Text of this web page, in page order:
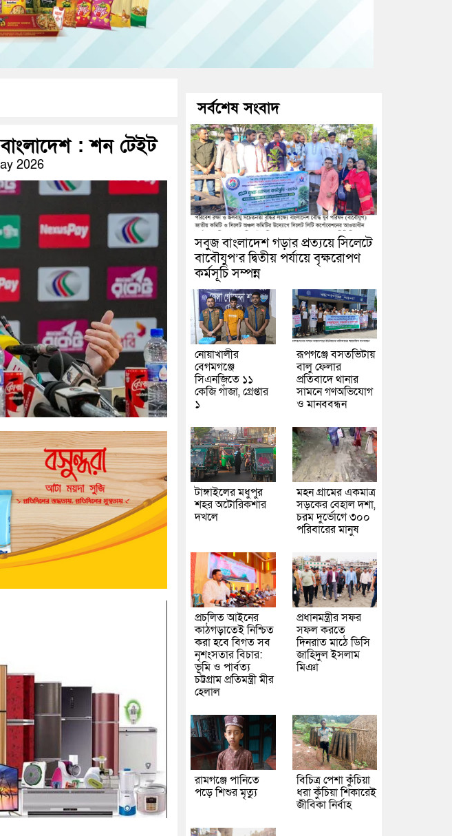
: শন টেইট
2026
সর্বশেষ সংবাদ
সবুজ বাংলাদেশ গড়ার প্রত্যয়ে সিলেটে
বাবৌযুপ’র দ্বিতীয় পর্যায়ে বৃক্ষরোপণ
কর্মসূচি সম্পন্ন
নোয়াখালীর
বেগমগঞ্জে
সিএনজিতে ১১
কেজি গাঁজা, গ্রেপ্তার
১
রূপগঞ্জে বসতভিটায়
বালু ফেলার
প্রতিবাদে থানার
সামনে গণঅভিযোগ
ও মানববন্ধন
টাঙ্গাইলের মধুপুর
শহর অটোরিকশার
দখলে
মহন গ্রামের একমাত্র
সড়কের বেহাল দশা,
চরম দুর্ভোগে ৩০০
পরিবারের মানুষ
প্রচলিত আইনের
কাঠগড়াতেই নিশ্চিত
করা হবে বিগত সব
নৃশংসতার বিচার:
ভূমি ও পার্বত্য
চট্টগ্রাম প্রতিমন্ত্রী মীর
হেলাল
প্রধানমন্ত্রীর সফর
সফল করতে
দিনরাত মাঠে ডিসি
জাহিদুল ইসলাম
মিঞা
রামগঞ্জে পানিতে
পড়ে শিশুর মৃত্যু
বিচিত্র পেশা কুঁচিয়া
ধরা কুঁচিয়া শিকারেই
জীবিকা নির্বাহ